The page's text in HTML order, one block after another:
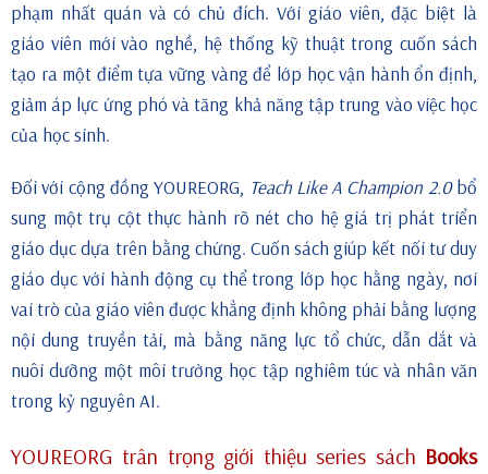
phạm nhất quán và có chủ đích. Với giáo viên, đặc biệt là
giáo viên mới vào nghề, hệ thống kỹ thuật trong cuốn sách
tạo ra một điểm tựa vững vàng để lớp học vận hành ổn định,
giảm áp lực ứng phó và tăng khả năng tập trung vào việc học
của học sinh.
Đối với cộng đồng YOUREORG, Teach Like A Champion 2.0bổ
sung một trụ cột thực hành rõ nét cho hệ giá trị phát triển
giáo dục dựa trên bằng chứng. Cuốn sách giúp kết nối tư duy
giáo dục với hành động cụ thể trong lớp học hằng ngày, nơi
vai trò của giáo viên được khẳng định không phải bằng lượng
nội dung truyền tải, mà bằng năng lực tổ chức, dẫn dắt và
nuôi dưỡng một môi trường học tập nghiêm túc và nhân văn
trong kỷ nguyên AI.
YOUREORG trân trọng giới thiệu series sách Books